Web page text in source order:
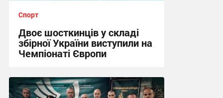
Спорт
Двоє шосткинців у складі
збірної України виступили на
Чемпіонаті Європи
12:57, 2.08.2026